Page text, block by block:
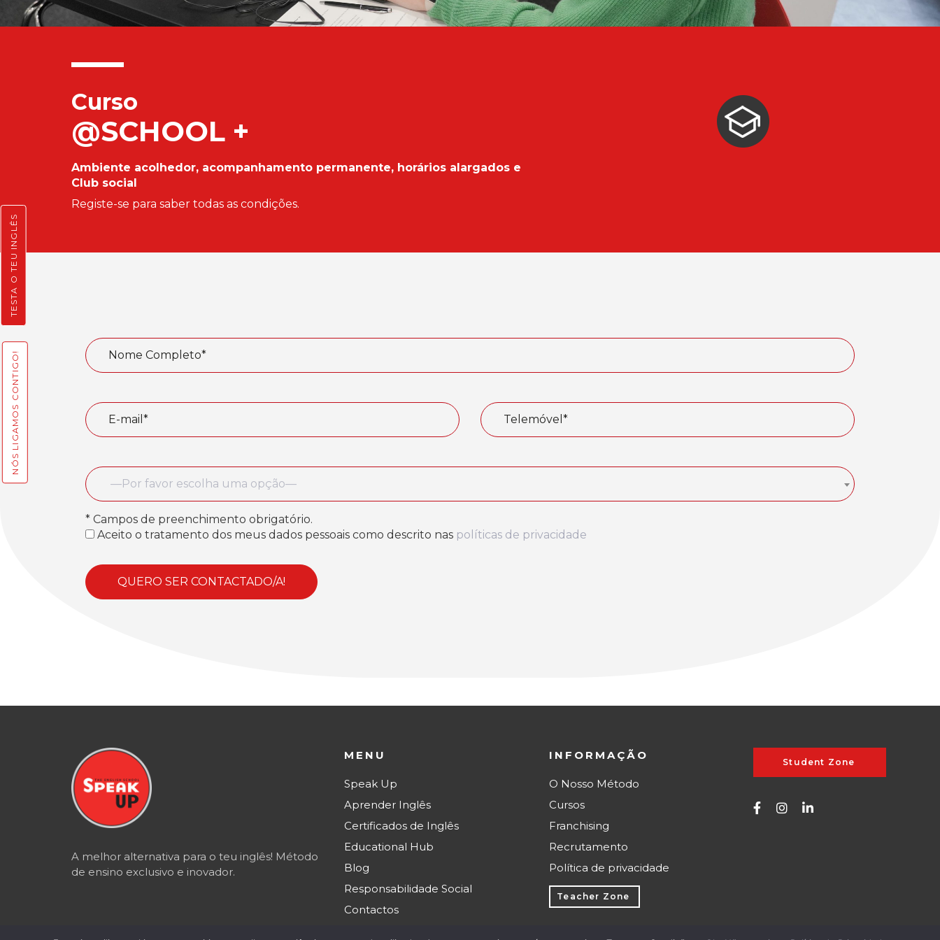
Curso
@SCHOOL +
Ambiente acolhedor, acompanhamento permanente, horários alargados e
Club social
Registe-se para saber todas as condições.
—Por favor escolha uma opção—
* Campos de preenchimento obrigatório.
Aceito o tratamento dos meus dados pessoais como descrito nas políticas de privacidade
A melhor alternativa para o teu inglês! Método
de ensino exclusivo e inovador.
MENU
Speak Up
Aprender Inglês
Certificados de Inglês
Educational Hub
Blog
Responsabilidade Social
Contactos
INFORMAÇÃO
O Nosso Método
Cursos
Franchising
Recrutamento
Política de privacidade
Teacher Zone
Student Zone
NÓS LIGAMOS CONTIGO!
TESTA O TEU INGLÊS